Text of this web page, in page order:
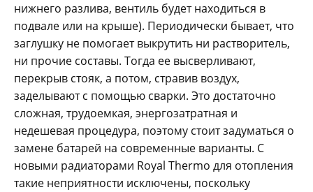
нижнего разлива, вентиль будет находиться в
подвале или на крыше). Периодически бывает, что
заглушку не помогает выкрутить ни растворитель,
ни прочие составы. Тогда ее высверливают,
перекрыв стояк, а потом, стравив воздух,
заделывают с помощью сварки. Это достаточно
сложная, трудоемкая, энергозатратная и
недешевая процедура, поэтому стоит задуматься о
замене батарей на современные варианты. С
новыми радиаторами Royal Thermo для отопления
такие неприятности исключены, поскольку